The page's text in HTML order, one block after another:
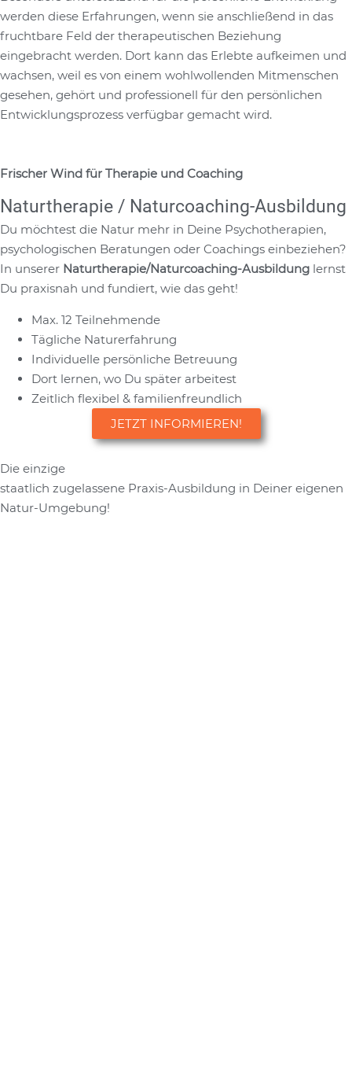
werden diese Erfahrungen, wenn sie anschließend in das
fruchtbare Feld der therapeutischen Beziehung
eingebracht werden. Dort kann das Erlebte aufkeimen und
wachsen, weil es von einem wohlwollenden Mitmenschen
gesehen, gehört und professionell für den persönlichen
Entwicklungsprozess verfügbar gemacht wird.
Frischer Wind für Therapie und Coaching
Naturtherapie / Naturcoaching-Ausbildung
Du möchtest die Natur mehr in Deine Psychotherapien,
psychologischen Beratungen oder Coachings einbeziehen?
In unserer Naturtherapie/Naturcoaching-Ausbildung lernst
Du praxisnah und fundiert, wie das geht!
Max. 12 Teilnehmende
Tägliche Naturerfahrung
Individuelle persönliche Betreuung
Dort lernen, wo Du später arbeitest
Zeitlich flexibel & familienfreundlich
JETZT INFORMIEREN!
Die einzige
staatlich zugelassene Praxis-Ausbildung in Deiner eigenen
Natur-Umgebung!